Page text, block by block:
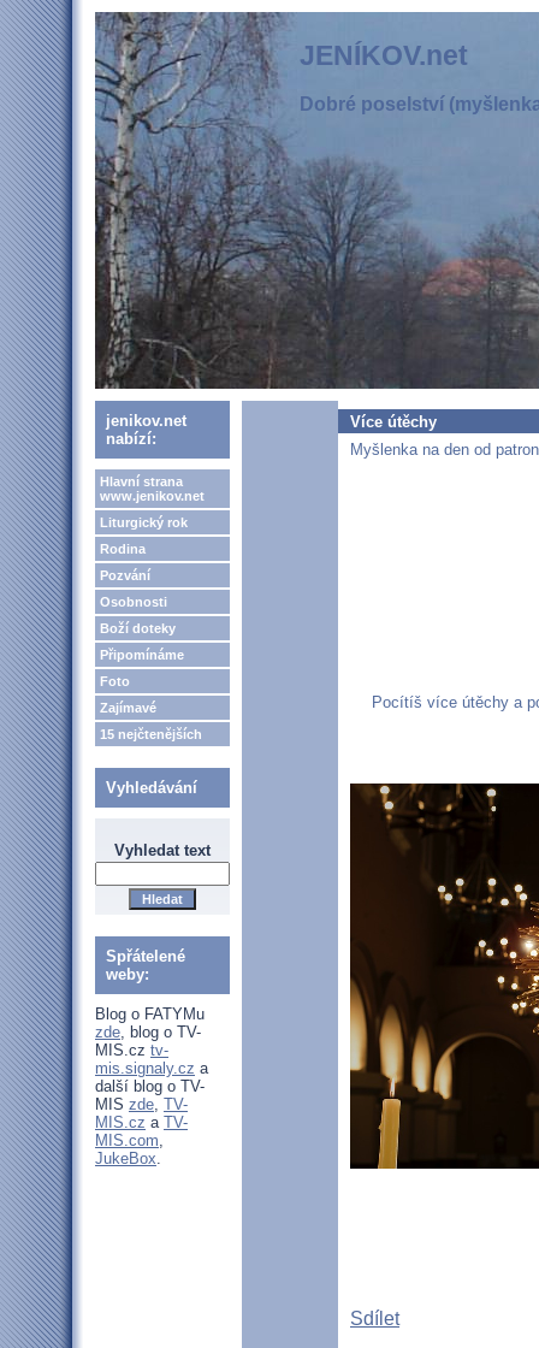
JENÍKOV.net
Dobré poselství
jenikov.net
nabízí:
Hlavní strana
www.jenikov.net
Liturgický rok
Rodina
Pozvání
Osobnosti
Boží doteky
Připomínáme
Foto
Zajímavé
15 nejčtenějších
Vyhledávání
Vyhledat text
Spřátelené
weby:
Blog o FATYMu
zde, blog o TV-
MIS.cz tv-
mis.signaly.cz a
další blog o TV-
MIS zde, TV-
MIS.cz a TV-
MIS.com,
JukeBox.
Více útěchy
Myšlenka na den od
Pocítíš více útěchy a
Sdílet